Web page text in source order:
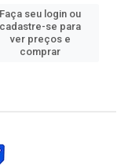
Faça seu login ou
cadastre-se para
ver preços e
comprar